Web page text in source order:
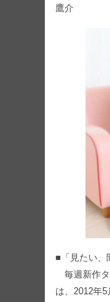
鷹介
■「見たい、
毎週新作タ
は、2012年